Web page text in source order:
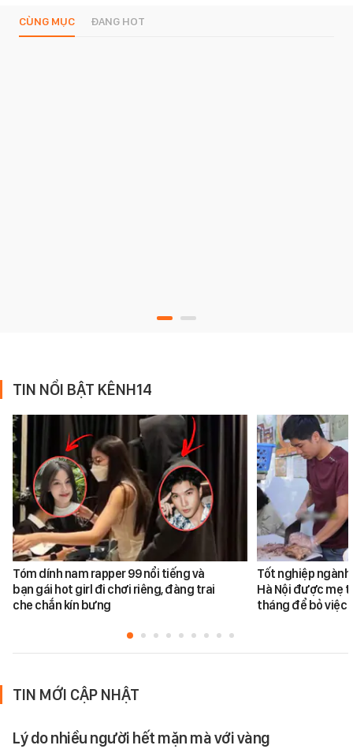
CÙNG MỤC ĐANG HOT
TIN NỔI BẬT KÊNH14
Tóm dính nam rapper 99 nổi tiếng và
bạn gái hot girl đi chơi riêng, đàng trai
che chắn kín bưng
Tốt nghiệp
Hà Nội được mẹ
tháng để bỏ việc
TIN MỚI CẬP NHẬT
Lý do nhiều người hết mặn mà với vàng